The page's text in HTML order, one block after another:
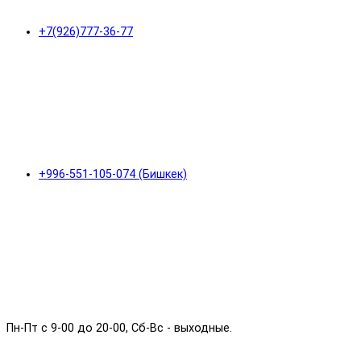
+7(926)777-36-77
+996-551-105-074 (Бишкек)
Пн-Пт с 9-00 до 20-00, Сб-Вс - выходные.